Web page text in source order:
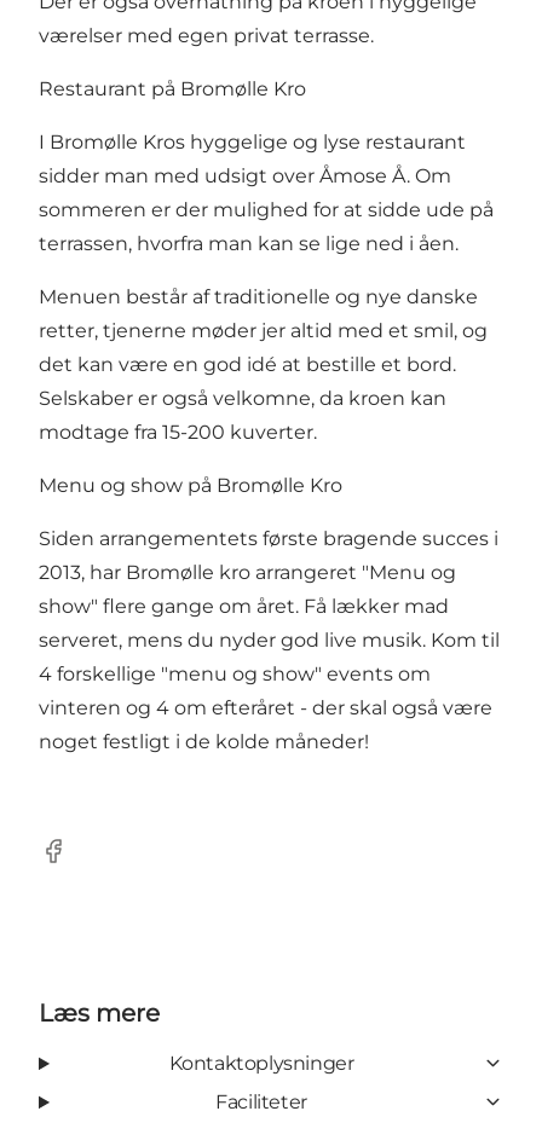
værelser med egen privat terrasse.
Restaurant på Bromølle Kro
I Bromølle Kros hyggelige og lyse restaurant
sidder man med udsigt over Åmose Å. Om
sommeren er der mulighed for at sidde ude på
terrassen, hvorfra man kan se lige ned i åen.
Menuen består af traditionelle og nye danske
retter, tjenerne møder jer altid med et smil, og
det kan være en god idé at bestille et bord.
Selskaber er også velkomne, da kroen kan
modtage fra 15-200 kuverter.
Menu og show på Bromølle Kro
Siden arrangementets første bragende succes i
2013, har Bromølle kro arrangeret "Menu og
show" flere gange om året. Få lækker mad
serveret, mens du nyder god live musik. Kom til
4 forskellige "menu og show" events om
vinteren og 4 om efteråret - der skal også være
noget festligt i de kolde måneder!
Facebook
Læs mere
Kontaktoplysninger
Faciliteter